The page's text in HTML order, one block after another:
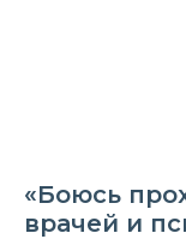
«Боюсь
врачей и